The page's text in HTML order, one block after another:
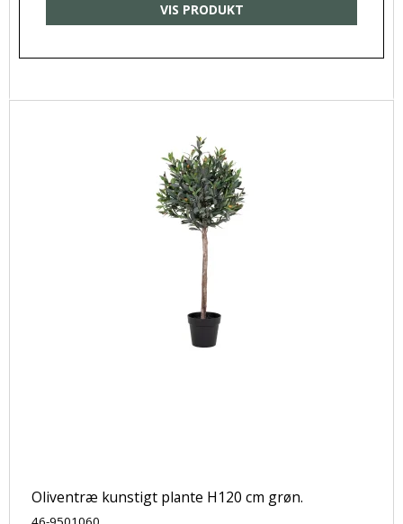
VIS PRODUKT
Oliventræ kunstigt plante H120 cm grøn.